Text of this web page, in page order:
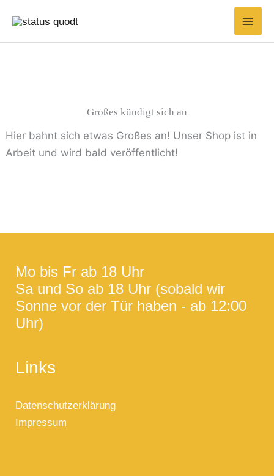
Inhalt
springen
Großes kündigt sich an
Hier bahnt sich etwas Großes an! Unser Shop ist in
Arbeit und wird bald veröffentlicht!
Mo bis Fr ab 18 Uhr
Sa und So ab 18 Uhr (sobald wir
Sonne vor der Tür haben - ab 12:00
Uhr)
Links
Datenschutzerklärung
Impressum
nach:
Preis